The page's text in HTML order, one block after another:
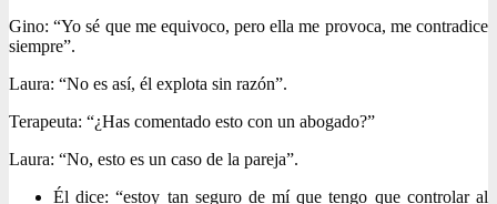
Gino: “Yo sé que me equivoco, pero ella me provoca, me contradice
siempre”.
Laura: “No es así, él explota sin razón”.
Terapeuta: “¿Has comentado esto con un abogado?”
Laura: “No, esto es un caso de la pareja”.
Él dice: “estoy tan seguro de mí que tengo que controlar al